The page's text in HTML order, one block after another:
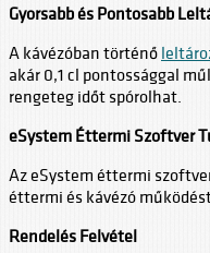
Gyorsabb és Pontosabb
A kávézóban történő
akár 0,1 cl pontossággal
rengeteg időt spórolhat.
eSystem Éttermi Szoftver
Az eSystem éttermi
éttermi és kávézó
Rendelés Felvétel